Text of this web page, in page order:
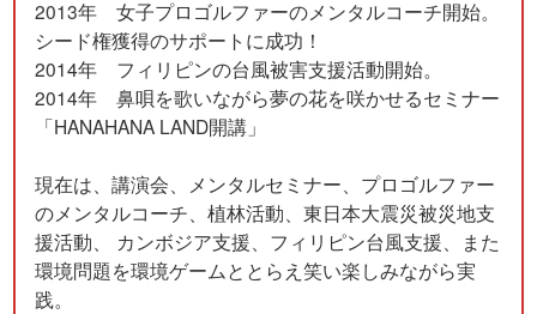
2013年 女子プロゴルファーのメンタルコーチ開始。
シード権獲得のサポートに成功！
2014年 フィリピンの台風被害支援活動開始。
2014年 鼻唄を歌いながら夢の花を咲かせるセミナー
「HANAHANA LAND開講」
現在は、講演会、メンタルセミナー、プロゴルファー
のメンタルコーチ、植林活動、東日本大震災被災地支
援活動、 カンボジア支援、フィリピン台風支援、また
環境問題を環境ゲームととらえ笑い楽しみながら実
践。